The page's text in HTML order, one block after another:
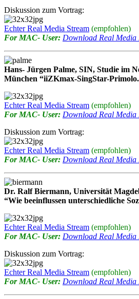
Diskussion zum Vortrag:
Echter Real Media Stream (empfohlen)
For MAC- User: Download Real Media
Hans- Jürgen Palme, SIN, Studie im
München “iiZKmax-SingStar-
Echter Real Media Stream (empfohlen)
For MAC- User: Download Real Media
Diskussion zum Vortrag:
Echter Real Media Stream (empfohlen)
For MAC- User: Download Real Media
Dr. Ralf Biermann, Universität
“Wie beeinflussen unterschiedliche
Echter Real Media Stream (empfohlen)
For MAC- User: Download Real Media
Diskussion zum Vortrag:
Echter Real Media Stream (empfohlen)
For MAC- User: Download Real Media